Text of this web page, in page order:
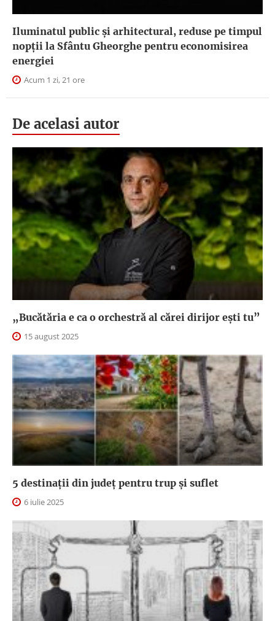
Iluminatul public şi arhitectural, reduse pe timpul
nopţii la Sfântu Gheorghe pentru economisirea
energiei
Acum 1 zi, 21 ore
De acelasi autor
„Bucătăria e ca o orchestră al cărei dirijor ești tu”
15 august 2025
5 destinații din județ pentru trup și suflet
6 iulie 2025